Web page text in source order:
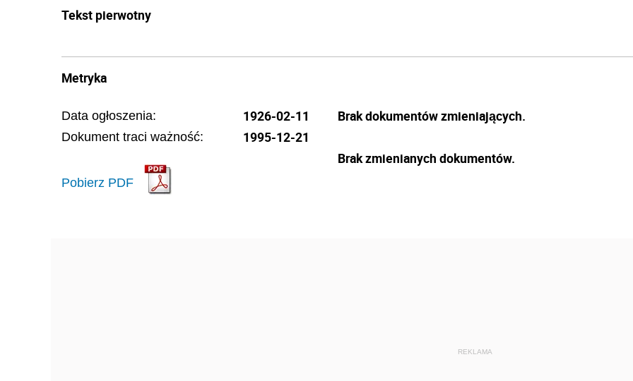
Tekst pierwotny
Metryka
Data ogłoszenia: 1926-02-11
Dokument traci ważność: 1995-12-21
Pobierz PDF
Brak dokumentów zmieniających.
Brak zmienianych dokumentów.